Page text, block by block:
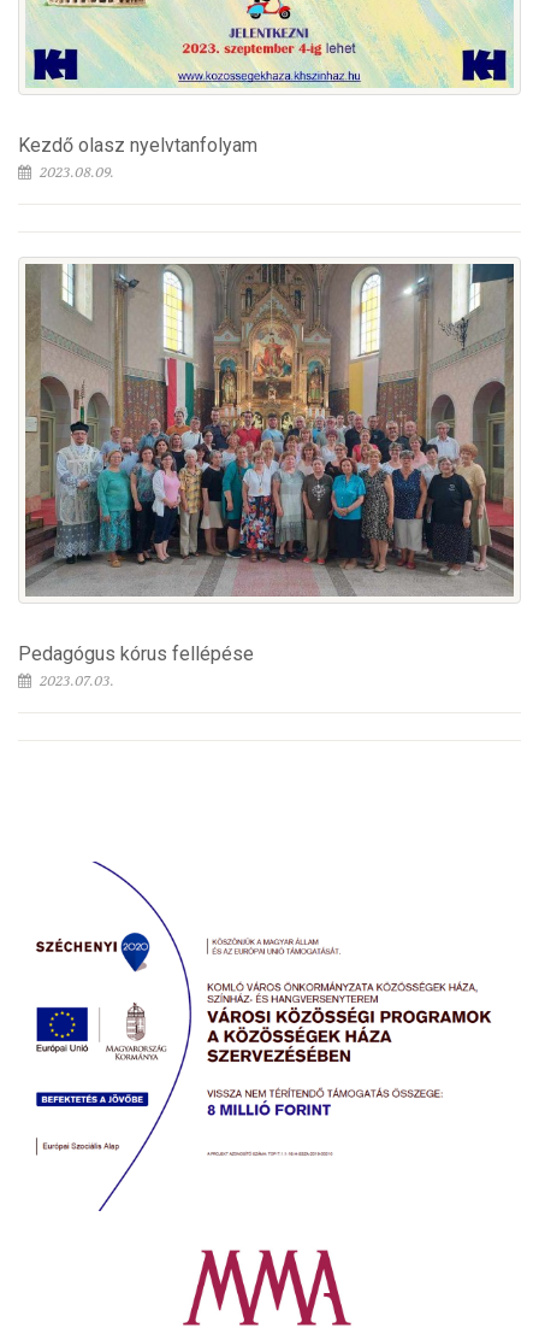
Kezdő olasz nyelvtanfolyam
2023.08.09.
Pedagógus kórus fellépése
2023.07.03.